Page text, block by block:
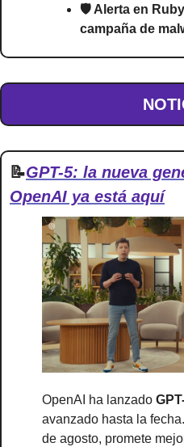
🛡️ Alerta en
campaña de
📝GPT-5: la nueva
OpenAI ya está aquí
OpenAI ha lanzado
avanzado hasta la
de agosto, promete